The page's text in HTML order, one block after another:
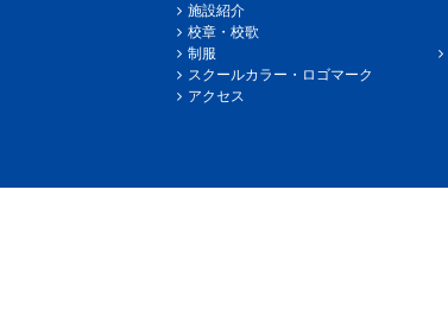
施設紹介
校章・校歌
制服
スクールカラー・ロゴマーク
アクセス